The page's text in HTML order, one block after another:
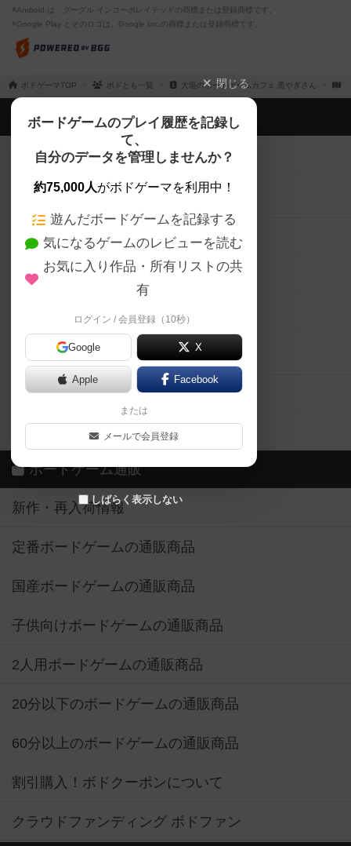
※Android は、グーグル インコーポレイテッドの商標または登録商標です。
※Google Play とそのロゴは、Google Inc.の商標または登録商標です。
ボドゲーマTOP ボドとも一覧 大垣のボードゲームカフェ 黒やぎさん
閉じる
ボードゲームのプレイ履歴を記録し
て、
自分のデータを管理しませんか？
約75,000人がボドゲーマを利用中！
遊んだボードゲームを記録する
気になるゲームのレビューを読む
お気に入り作品・所有リストの共
有
ログイン / 会員登録（10秒）
Google X
Apple Facebook
または
メールで会員登録
しばらく表示しない
ボドゲーマTOP
ボードゲームを検索する
ボードゲームの新着レビュー
ボードゲーム会情報
メカニクス特集
掲示板・トピックス
ボドとも・会員一覧
ボードゲーム業界コラム
ボドゲーマご利用案内
ボードゲーム通販
新作・再入荷情報
定番ボードゲームの通販商品
国産ボードゲームの通販商品
子供向けボードゲームの通販商品
2人用ボードゲームの通販商品
20分以下のボードゲームの通販商品
60分以上のボードゲームの通販商品
割引購入！ボドクーポンについて
クラウドファンディング ボドファン